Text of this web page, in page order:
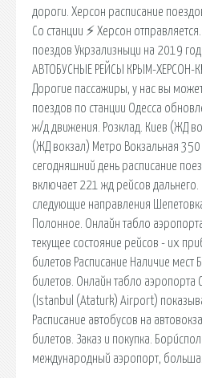
дороги. Херсон расписание
Со станции ⚡ Херсон
поездов Укрзализныци на 2019
АВТОБУСНЫЕ РЕЙСЫ КРЫМ-ХЕРСОН-
Дорогие пассажиры, у нас вы
поездов по станции Одесса
ж/д движения. Розклад. Киев (ЖД
(ЖД вокзал) Метро Вокзальная 350
сегодняшний день расписание
включает 221 жд рейсов
следующие направления
Полонное. Онлайн табло
текущее состояние рейсов - их
билетов Расписание Наличие
билетов. Онлайн табло аэропорта
(Istanbul (Ataturk) Airport)
Расписание автобусов на
билетов. Заказ и покупка.
международный аэропорт,